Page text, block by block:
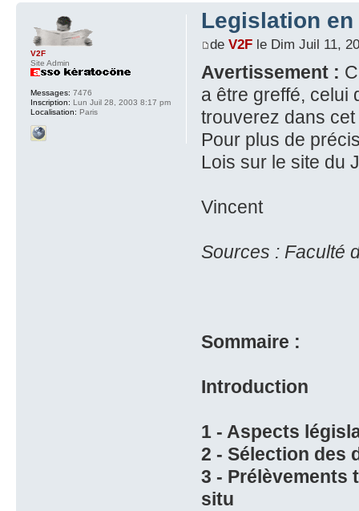
Legislation
de V2Fle Dim Juil 11,
Avertissement :
a être greffé, celui
trouverez dans
Pour plus de
Lois sur le site du
Vincent
Sources : Faculté
Sommaire :
Introduction
1 - Aspects
2 - Sélection des
3 - Prélèvements
situ
V2F
Site Admin
Messages: 7476
Inscription: Lun Juil 28, 2003 8:17 pm
Localisation: Paris